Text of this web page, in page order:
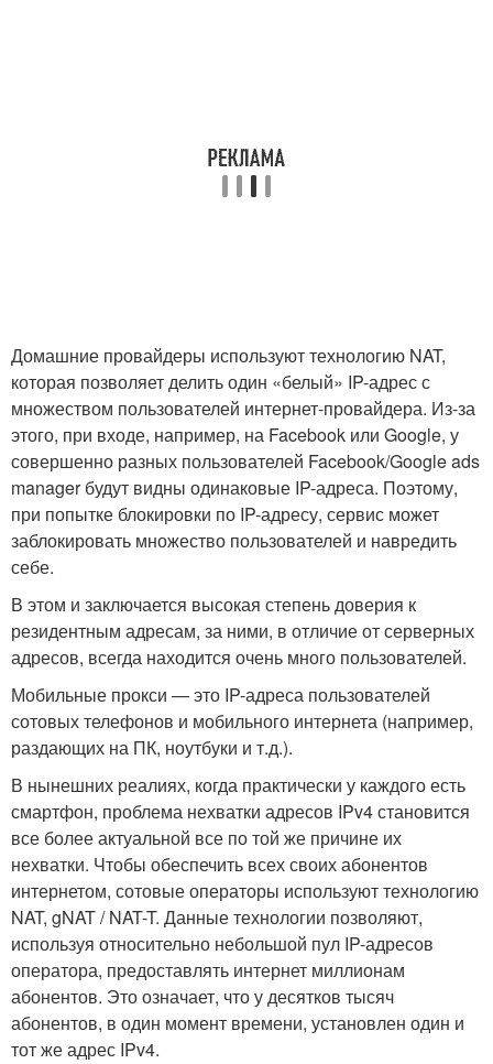
Домашние провайдеры используют технологию NAT,
которая позволяет делить один «белый» IP-адрес с
множеством пользователей интернет-провайдера. Из-за
этого, при входе, например, на Facebook или Google, у
совершенно разных пользователей Facebook/Google ads
manager будут видны одинаковые IP-адреса. Поэтому,
при попытке блокировки по IP-адресу, сервис может
заблокировать множество пользователей и навредить
себе.
В этом и заключается высокая степень доверия к
резидентным адресам, за ними, в отличие от серверных
адресов, всегда находится очень много пользователей.
Мобильные прокси — это IP-адреса пользователей
сотовых телефонов и мобильного интернета (например,
раздающих на ПК, ноутбуки и т.д.).
В нынешних реалиях, когда практически у каждого есть
смартфон, проблема нехватки адресов IPv4 становится
все более актуальной все по той же причине их
нехватки. Чтобы обеспечить всех своих абонентов
интернетом, сотовые операторы используют технологию
NAT, gNAT / NAT-T. Данные технологии позволяют,
используя относительно небольшой пул IP-адресов
оператора, предоставлять интернет миллионам
абонентов. Это означает, что у десятков тысяч
абонентов, в один момент времени, установлен один и
тот же адрес IPv4.